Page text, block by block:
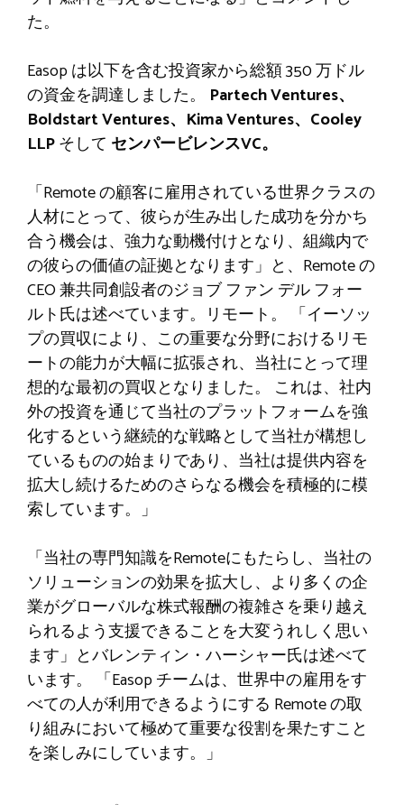
た。
Easop は以下を含む投資家から総額 350 万ドル
の資金を調達しました。 Partech Ventures、
Boldstart Ventures、Kima Ventures、Cooley
LLPそして センパービレンスVC。
「Remote の顧客に雇用されている世界クラスの
人材にとって、彼らが生み出した成功を分かち
合う機会は、強力な動機付けとなり、組織内で
の彼らの価値の証拠となります」と、Remote の
CEO 兼共同創設者のジョブ ファン デル フォー
ルト氏は述べています。リモート。 「イーソッ
プの買収により、この重要な分野におけるリモ
ートの能力が大幅に拡張され、当社にとって理
想的な最初の買収となりました。 これは、社内
外の投資を通じて当社のプラットフォームを強
化するという継続的な戦略として当社が構想し
ているものの始まりであり、当社は提供内容を
拡大し続けるためのさらなる機会を積極的に模
索しています。」
「当社の専門知識をRemoteにもたらし、当社の
ソリューションの効果を拡大し、より多くの企
業がグローバルな株式報酬の複雑さを乗り越え
られるよう支援できることを大変うれしく思い
ます」とバレンティン・ハーシャー氏は述べて
います。 「Easop チームは、世界中の雇用をす
べての人が利用できるようにする Remote の取
り組みにおいて極めて重要な役割を果たすこと
を楽しみにしています。」